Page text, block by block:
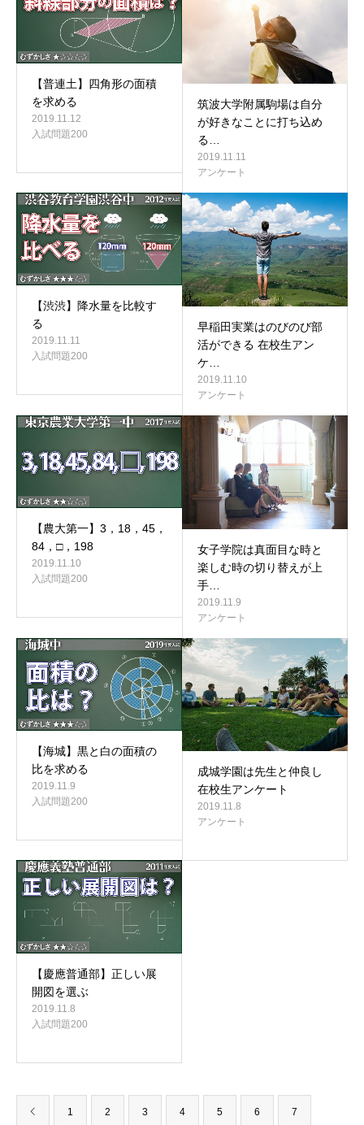
【普連土】四角形の面積
を求める
2019.11.12
入試問題200
筑波大学附属駒場は自分
が好きなことに打ち込め
る…
2019.11.11
アンケート
【渋渋】降水量を比較す
る
2019.11.11
入試問題200
早稲田実業はのびのび部
活ができる 在校生アン
ケ…
2019.11.10
アンケート
【農大第一】3，18，45，
84，□，198
2019.11.10
入試問題200
女子学院は真面目な時と
楽しむ時の切り替えが上
手…
2019.11.9
アンケート
【海城】黒と白の面積の
比を求める
2019.11.9
入試問題200
成城学園は先生と仲良し
在校生アンケート
2019.11.8
アンケート
【慶應普通部】正しい展
開図を選ぶ
2019.11.8
入試問題200
1 2 3 4 5 6 7